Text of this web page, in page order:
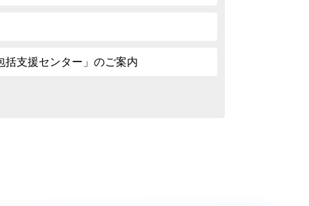
括支援センター」のご案内